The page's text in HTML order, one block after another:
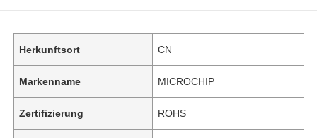
Herkunftsort CN
Markenname MICROCHIP
Zertifizierung ROHS